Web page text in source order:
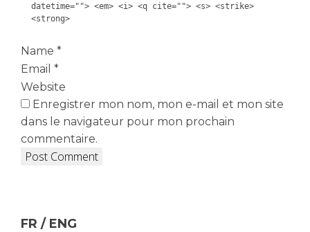
datetime=""> <em> <i> <q cite=""> <s> <strike>
<strong>
Name *
Email *
Website
Enregistrer mon nom, mon e-mail et mon site
dans le navigateur pour mon prochain
commentaire.
FR / ENG